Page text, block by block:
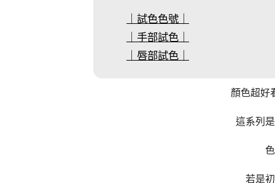
｜試色色號｜
｜手部試色｜
｜唇部試色｜
顏色超好
這系列
若是